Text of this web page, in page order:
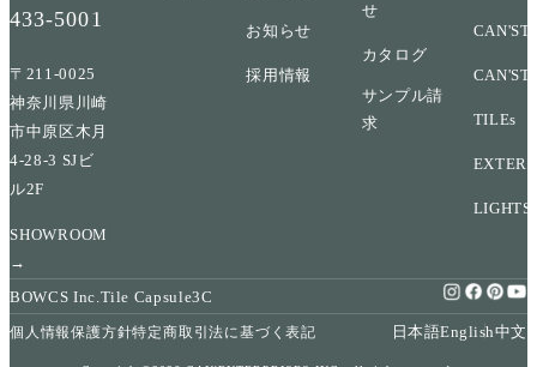
433-5001
〒211-0025
神奈川県川崎
市中原区木月
4-28-3 SJビ
ル2F
SHOWROOM
→
お知らせ
採用情報
せ
カタログ
サンプル請
求
TILEs
LIGHTS
BOWCS Inc.Tile Capsule3C
個人情報保護方針特定商取引法に基づく表記 日本語English中文